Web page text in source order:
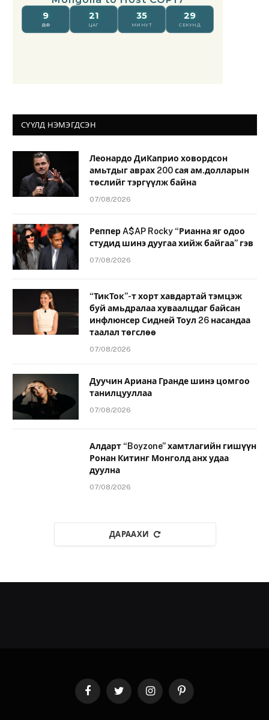
СҮҮЛД НЭМЭГДСЭН
Леонардо ДиКаприо ховордсон
амьтдыг аврах 200 сая ам.долларын
төслийг тэргүүлж байна
07/08/2026
Реппер A$AP Rocky “Рианна яг одоо
студид шинэ дуугаа хийж байгаа” гэв
07/08/2026
“ТикТок”-т хорт хавдартай тэмцэж
буй амьдралаа хуваалцдаг байсан
инфлюнсер Сидней Тоул 26 насандаа
таалал төгслөө
07/08/2026
Дуучин Ариана Гранде шинэ цомгоо
танилцууллаа
07/08/2026
Алдарт “Boyzone” хамтлагийн гишүүн
Ронан Китинг Монголд анх удаа
дуулна
07/08/2026
ДАРААХИ
FacebookTwitter InstagramPinterest